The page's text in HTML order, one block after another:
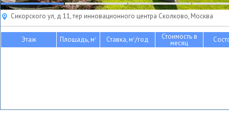
Сикорского ул, д 11, тер инновационного центра Сколково, Москва
Этаж Площадь, м2 Ставка, м2/год Стоимость в
месяц